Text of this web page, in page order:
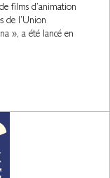
films d’animation
de l’Union
», a été lancé en